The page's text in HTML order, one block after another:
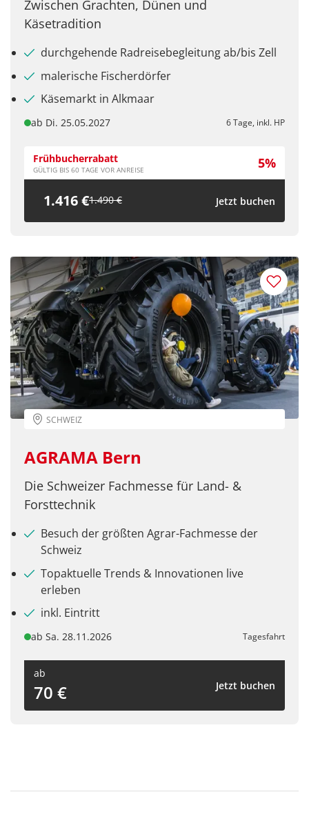
Zwischen Grachten, Dünen und
Käsetradition
durchgehende Radreisebegleitung ab/bis Zell
malerische Fischerdörfer
Käsemarkt in Alkmaar
ab Di. 25.05.2027 6 Tage, inkl. HP
Frühbucherrabatt
GÜLTIG BIS 60 TAGE VOR ANREISE 5%
1.416 €1.490 € Jetzt buchen
SCHWEIZ
AGRAMA Bern
Die Schweizer Fachmesse für Land- &
Forsttechnik
Besuch der größten Agrar-Fachmesse der
Schweiz
Topaktuelle Trends & Innovationen live
erleben
inkl. Eintritt
ab Sa. 28.11.2026 Tagesfahrt
ab
70 € Jetzt buchen